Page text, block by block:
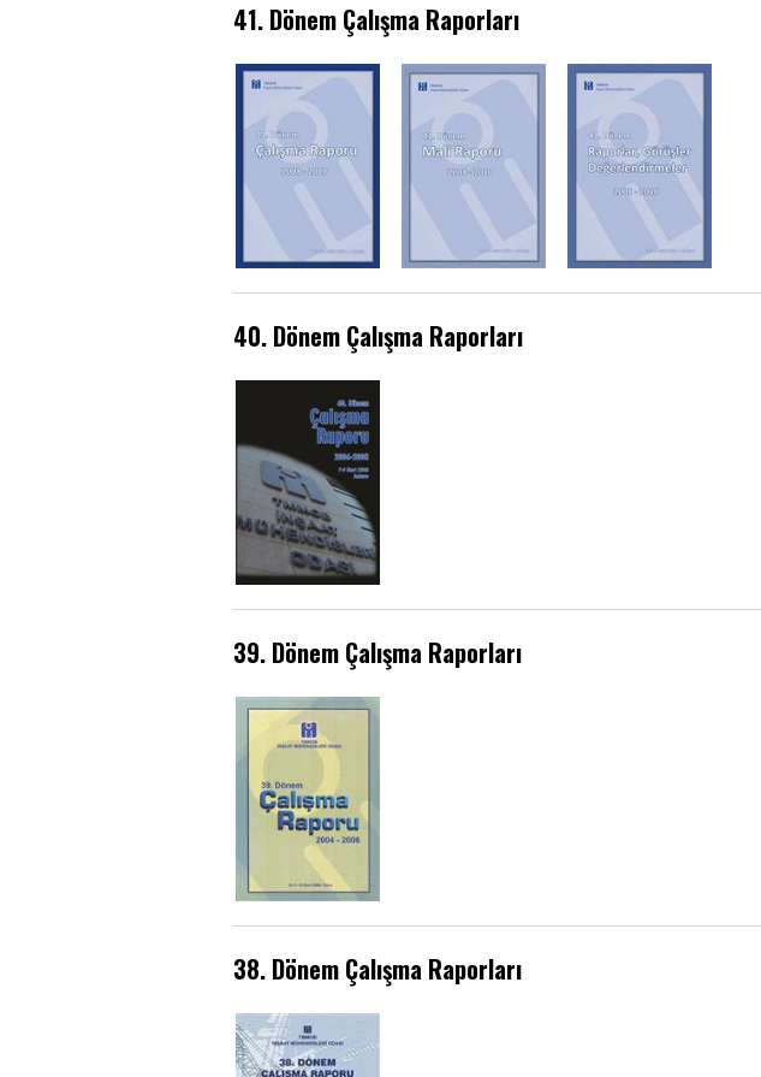
41. Dönem Çalışma Raporları
40. Dönem Çalışma Raporları
39. Dönem Çalışma Raporları
38. Dönem Çalışma Raporları